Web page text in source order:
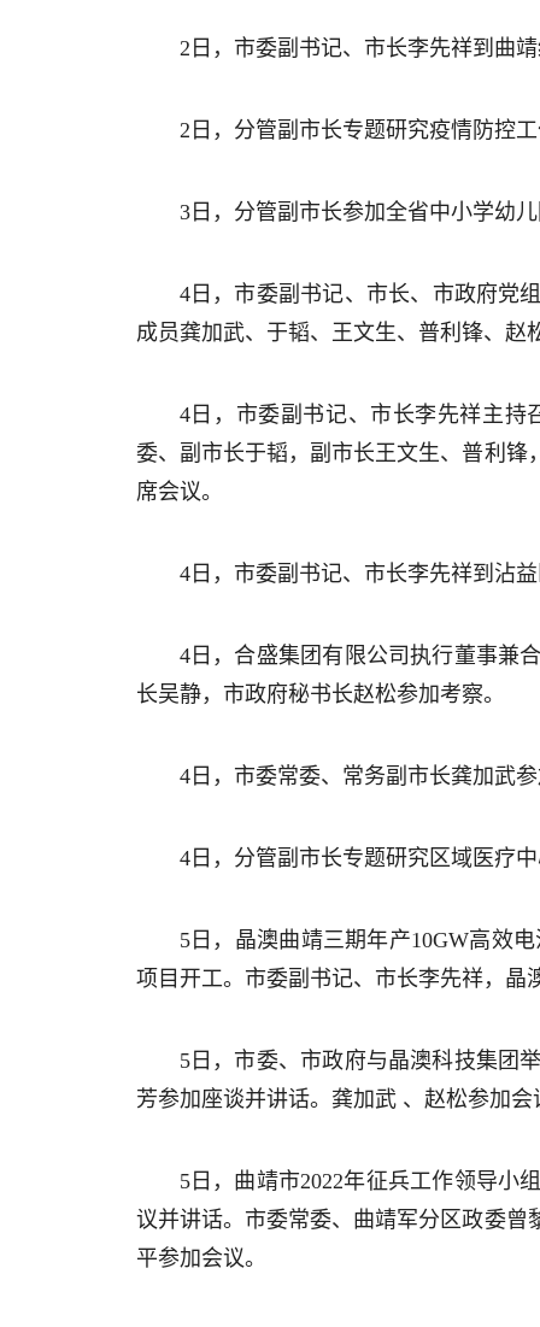
2日，市委副书记、市长李先祥到曲
2日，分管副市长专题研究疫情防控
3日，分管副市长参加全省中小学幼
4日，市委副书记、市长、市政府党
成员龚加武、于韬、王文生、普利锋、赵
4日，市委副书记、市长李先祥主持
委、副市长于韬，副市长王文生、普利
席会议。
4日，市委副书记、市长李先祥到沾
4日，合盛集团有限公司执行董事兼
长吴静，市政府秘书长赵松参加考察。
4日，市委常委、常务副市长龚加武
4日，分管副市长专题研究区域医疗
5日，晶澳曲靖三期年产10GW高效
项目开工。市委副书记、市长李先祥，晶
5日，市委、市政府与晶澳科技集团
芳参加座谈并讲话。龚加武 、赵松参加会
5日，曲靖市2022年征兵工作领导小
议并讲话。市委常委、曲靖军分区政委
平参加会议。